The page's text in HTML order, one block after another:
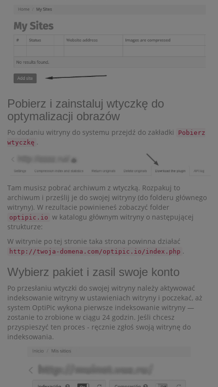
Pobierz i zainstaluj wtyczkę do
optymalizacji obrazów
Po dodaniu witryny do systemu przejdź do zakładki
Pobierz
wtyczkę .
Tam musisz pobrać archiwum z wtyczką. Rozpakuj to
archiwum i prześlij je do swojej witryny (do folderu głównego
witryny). W rezultacie powinieneś zobaczyć folder
optipic.io w katalogu głównym witryny o następującej
strukturze:
W witrynie po tej stronie taka strona powinna działać
http://twoja-domena.com/optipic.io/index.php .
Wybierz pakiet i zasil swoje konto
Po przesłaniu wtyczki do swojej witryny należy aktywować
indeksowanie witryny w ustawieniach witryny i poczekać, aż
system OptiPic wykona pierwsze indeksowanie witryny —
zostanie to zrobione w ciągu 24 godzin. Jeśli chcesz
przyspieszyć ten proces - ręcznie zgłoś swoją witrynę do
indeksowania.